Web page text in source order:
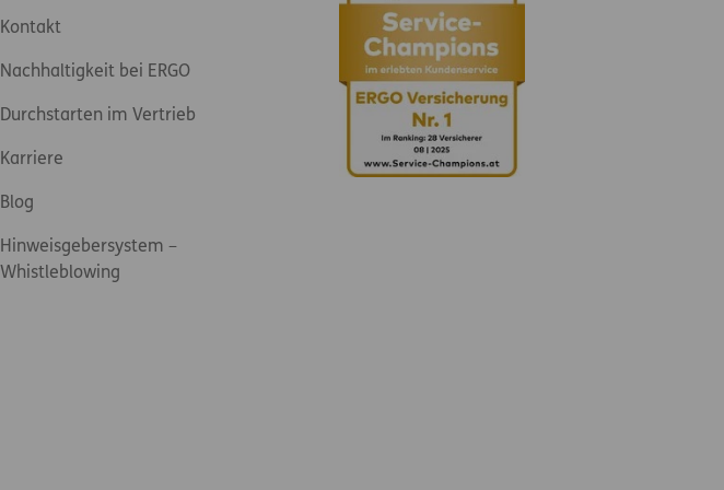
Kontakt
Nachhaltigkeit bei ERGO
Durchstarten im Vertrieb
Karriere
Blog
Hinweisgebersystem –
Whistleblowing